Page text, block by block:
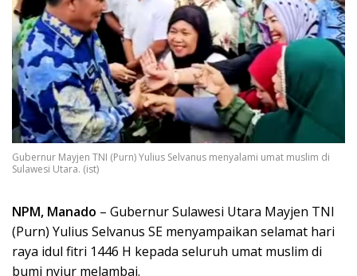
Gubernur Mayjen TNI (Purn) Yulius Selvanus menyalami umat muslim di
Sulawesi Utara. (ist)
NPM, Manado – Gubernur Sulawesi Utara Mayjen TNI
(Purn) Yulius Selvanus SE menyampaikan selamat hari
raya idul fitri 1446 H kepada seluruh umat muslim di
bumi nyiur melambai.